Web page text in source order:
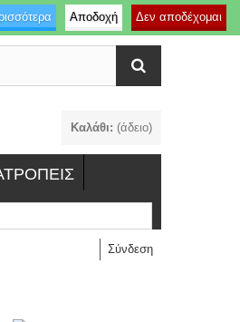
Καλάθι: (άδειο)
Δεν αποδέχομαι
Αποδοχή
Σύνδεση